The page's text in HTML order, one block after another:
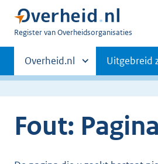
U
Register van Overheidsorganisaties
Primaire
navigatie
Andere
sites
Overheid.nl Uitgebreid
Fout: